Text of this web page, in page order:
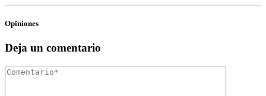
Opiniones
Deja un comentario